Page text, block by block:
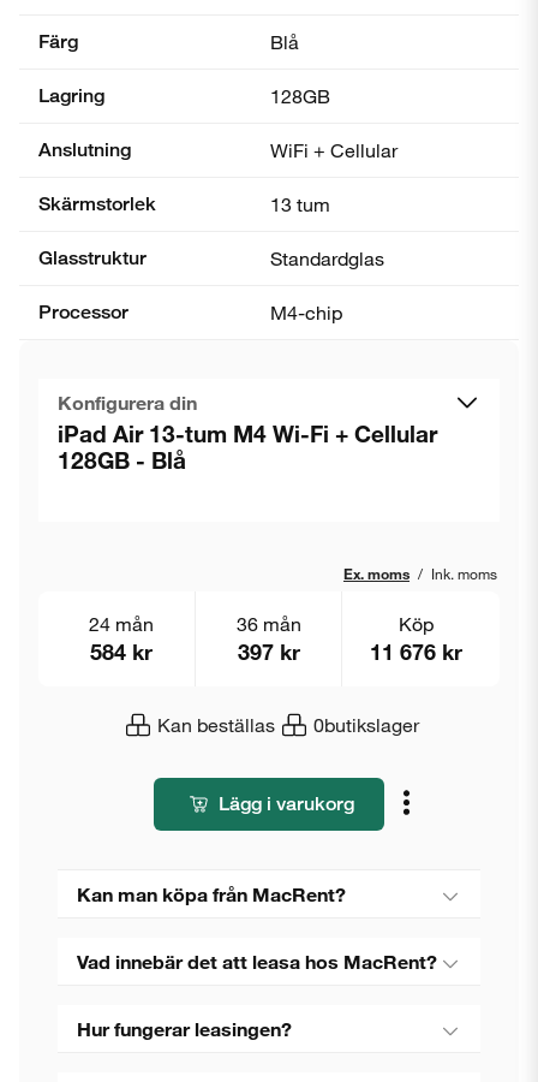
Färg Blå
Lagring 128GB
Anslutning WiFi + Cellular
Skärmstorlek 13 tum
Glasstruktur Standardglas
Processor M4-chip
Konfigurera din
iPad Air 13-tum M4 Wi-Fi + Cellular
128GB - Blå
Ex. moms / Ink. moms
Kan beställas 0butikslager
24 mån
584 kr
36 mån
397 kr
Köp
11 676 kr
Lägg i varukorg
Kan man köpa från MacRent?
Vad innebär det att leasa hos MacRent?
Hur fungerar leasingen?